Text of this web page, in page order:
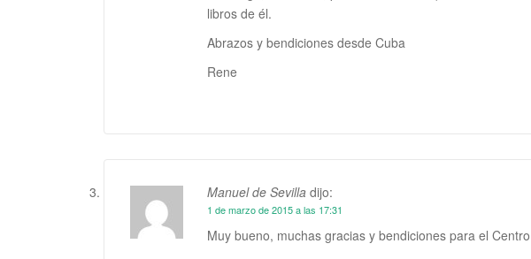
libros de él.
Abrazos y bendiciones desde Cuba
Rene
Manuel de Sevilla dijo:
1 de marzo de 2015 a las 17:31
Muy bueno, muchas gracias y bendiciones para el